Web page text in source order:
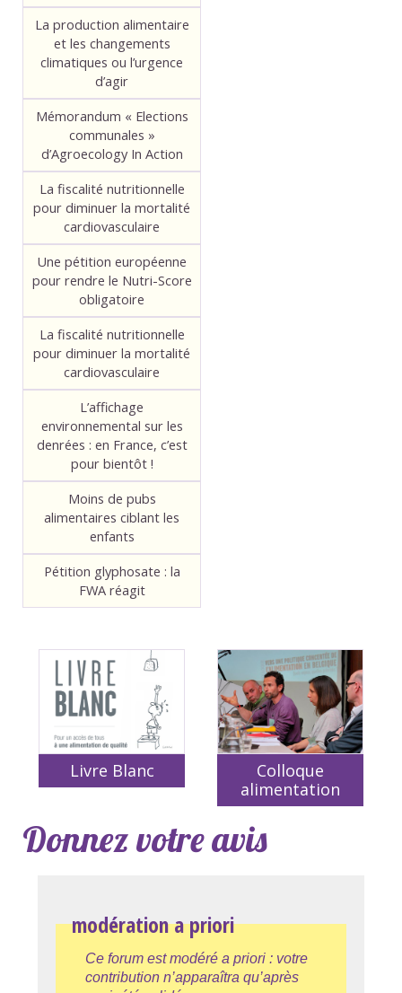
La production alimentaire
et les changements
climatiques ou l’urgence
d’agir
Mémorandum « Elections
communales »
d’Agroecology In Action
La fiscalité nutritionnelle
pour diminuer la mortalité
cardiovasculaire
Une pétition européenne
pour rendre le Nutri-Score
obligatoire
La fiscalité nutritionnelle
pour diminuer la mortalité
cardiovasculaire
L’affichage
environnemental sur les
denrées : en France, c’est
pour bientôt !
Moins de pubs
alimentaires ciblant les
enfants
Pétition glyphosate : la
FWA réagit
Livre Blanc
Colloque
alimentation
Donnez votre avis
modération a priori
Ce forum est modéré a priori : votre
contribution n’apparaîtra qu’après